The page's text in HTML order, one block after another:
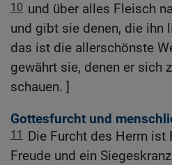
10 und über alles Fleisch
und gibt sie denen, die ihn
das ist die allerschönste
gewährt sie, denen er sich
schauen. ]
Gottesfurcht und
11 Die Furcht des Herrn ist
Freude und ein